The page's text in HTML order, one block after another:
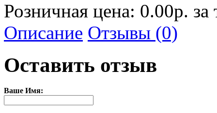
Розничная цена: 0.00р.
Описание Отзывы (0)
Оставить отзыв
Ваше Имя: